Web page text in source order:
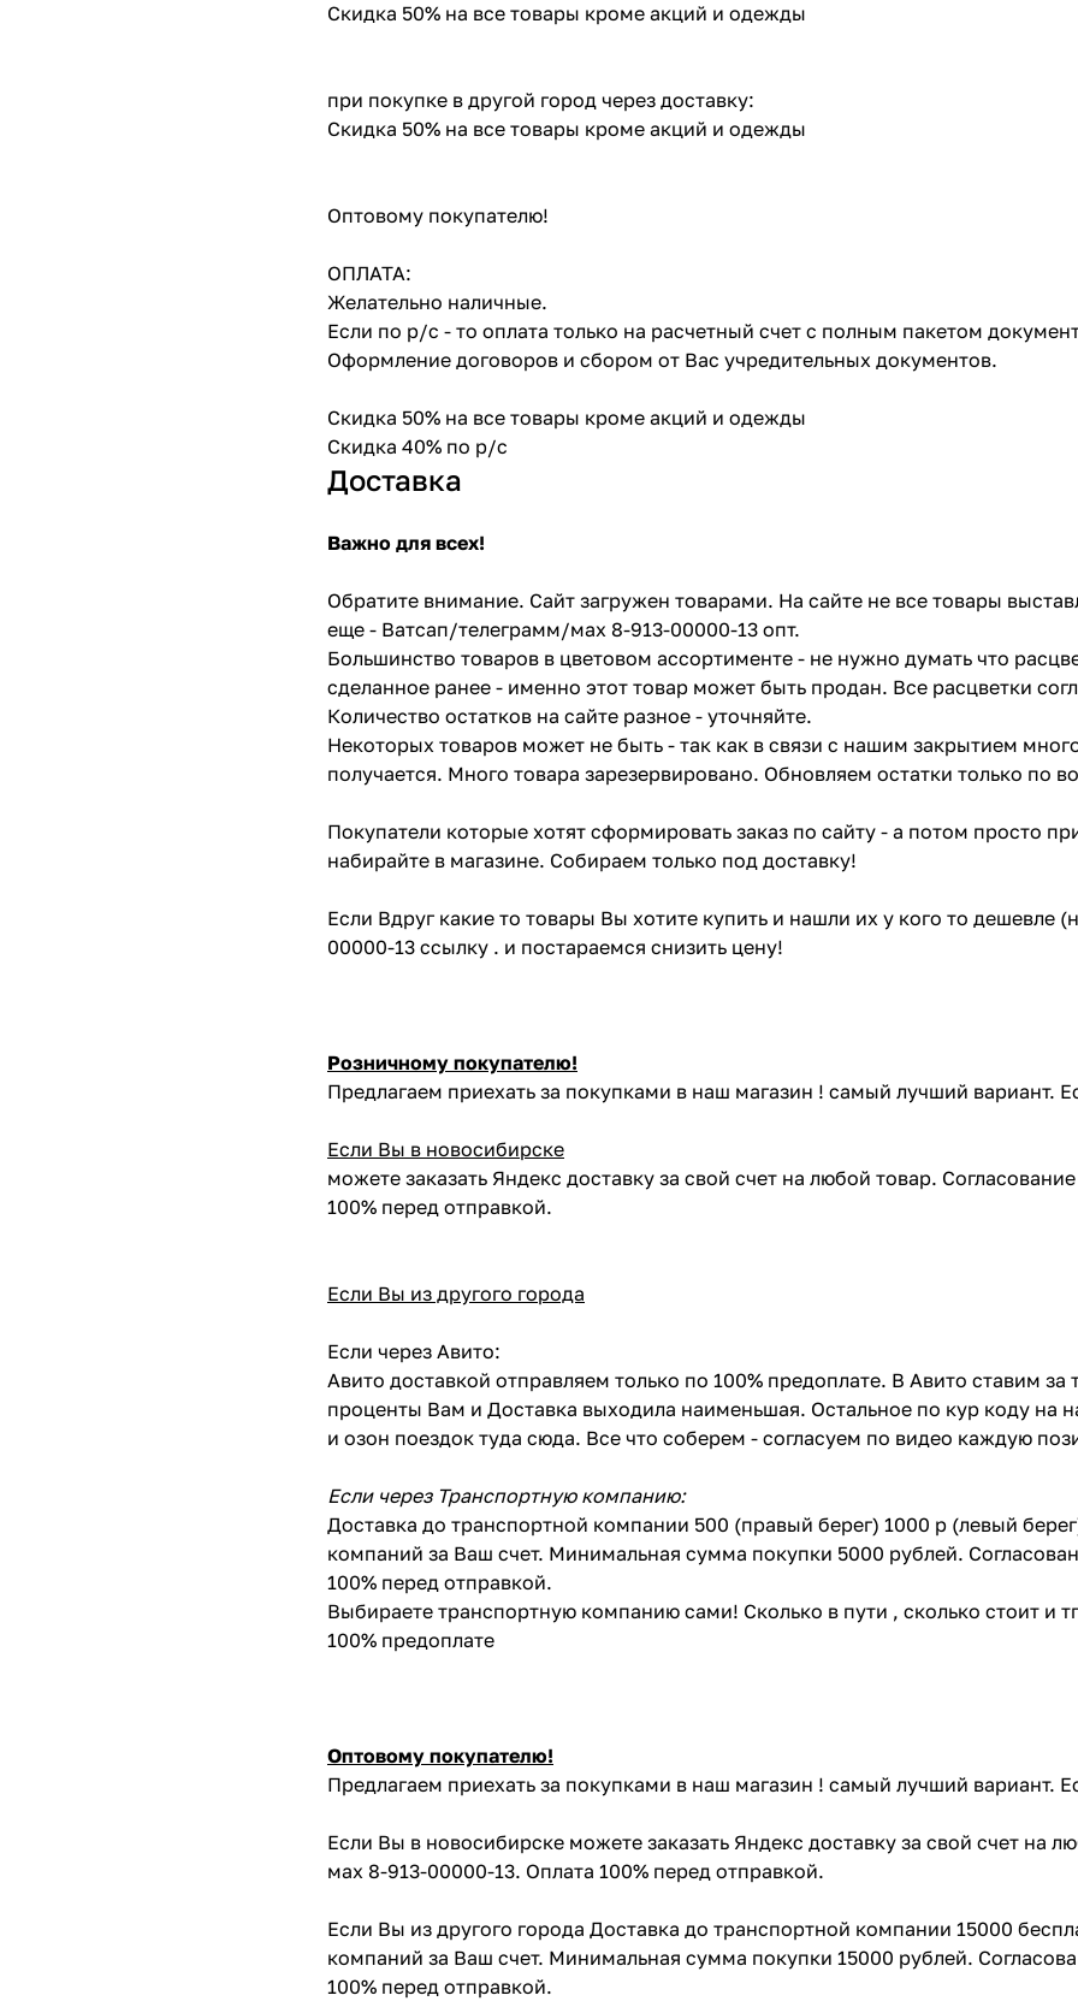
Скидка 50% на все товары кроме акций и одежды
при покупке в другой город через доставку:
Скидка 50% на все товары кроме акций и одежды
Оптовому покупателю!
ОПЛАТА:
Желательно наличные.
Если по р/с - то оплата только на расчетный счет с полным пакетом
Оформление договоров и сбором от Вас учредительных документов.
Скидка 50% на все товары кроме акций и одежды
Скидка 40% по р/с
Доставка
Важно для всех!
Обратите внимание. Сайт загружен товарами. На сайте не все товары
еще - Ватсап/телеграмм/мах 8-913-00000-13 опт.
Большинство товаров в цветовом ассортименте - не нужно думать что
сделанное ранее - именно этот товар может быть продан. Все расцветки
Количество остатков на сайте разное - уточняйте.
Некоторых товаров может не быть - так как в связи с нашим закрытием
получается. Много товара зарезервировано. Обновляем остатки только по
Покупатели которые хотят сформировать заказ по сайту - а потом просто
набирайте в магазине. Собираем только под доставку!
Если Вдруг какие то товары Вы хотите купить и нашли их у кого то
00000-13 ссылку . и постараемся снизить цену!
Розничному покупателю!
Предлагаем приехать за покупками в наш магазин ! самый лучший вариант.
Если Вы в новосибирске
можете заказать Яндекс доставку за свой счет на любой товар.
100% перед отправкой.
Если Вы из другого города
Если через Авито:
Авито доставкой отправляем только по 100% предоплате. В Авито ставим
проценты Вам и Доставка выходила наименьшая. Остальное по кур коду
и озон поездок туда сюда. Все что соберем - согласуем по видео каждую
Если через Транспортную компанию:
Доставка до транспортной компании 500 (правый берег) 1000 р (левый
компаний за Ваш счет. Минимальная сумма покупки 5000 рублей.
100% перед отправкой.
Выбираете транспортную компанию сами! Сколько в пути , сколько стоит и
100% предоплате
Оптовому покупателю!
Предлагаем приехать за покупками в наш магазин ! самый лучший вариант.
Если Вы в новосибирске можете заказать Яндекс доставку за свой счет на
мах 8-913-00000-13. Оплата 100% перед отправкой.
Если Вы из другого города Доставка до транспортной компании 15000
компаний за Ваш счет. Минимальная сумма покупки 15000 рублей.
100% перед отправкой.